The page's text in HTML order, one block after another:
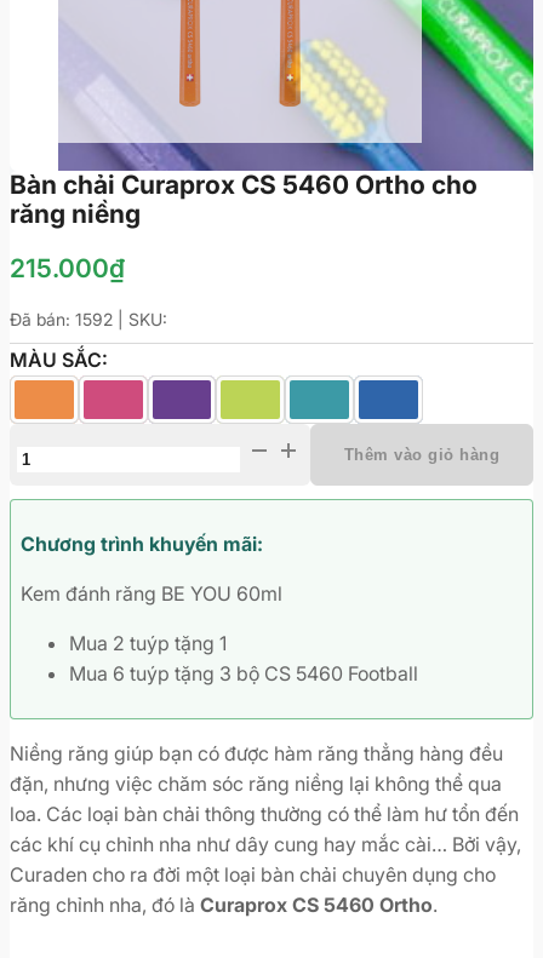
Bàn chải Curaprox CS 5460 Ortho cho
răng niềng
215.000₫
Đã bán: 1592 | SKU:
MÀU SẮC:
Bàn
CS
Ortho
số
lượng
Thêm vào giỏ hàng
Chương trình khuyến mãi:
Kem đánh răng BE YOU 60ml
Mua 2 tuýp tặng 1
Mua 6 tuýp tặng 3 bộ CS 5460 Football
Niềng răng giúp bạn có được hàm răng thẳng hàng đều
đặn, nhưng việc chăm sóc răng niềng lại không thể qua
loa. Các loại bàn chải thông thường có thể làm hư tổn đến
các khí cụ chỉnh nha như dây cung hay mắc cài… Bởi vậy,
Curaden cho ra đời một loại bàn chải chuyên dụng cho
răng chỉnh nha, đó là Curaprox CS 5460 Ortho.